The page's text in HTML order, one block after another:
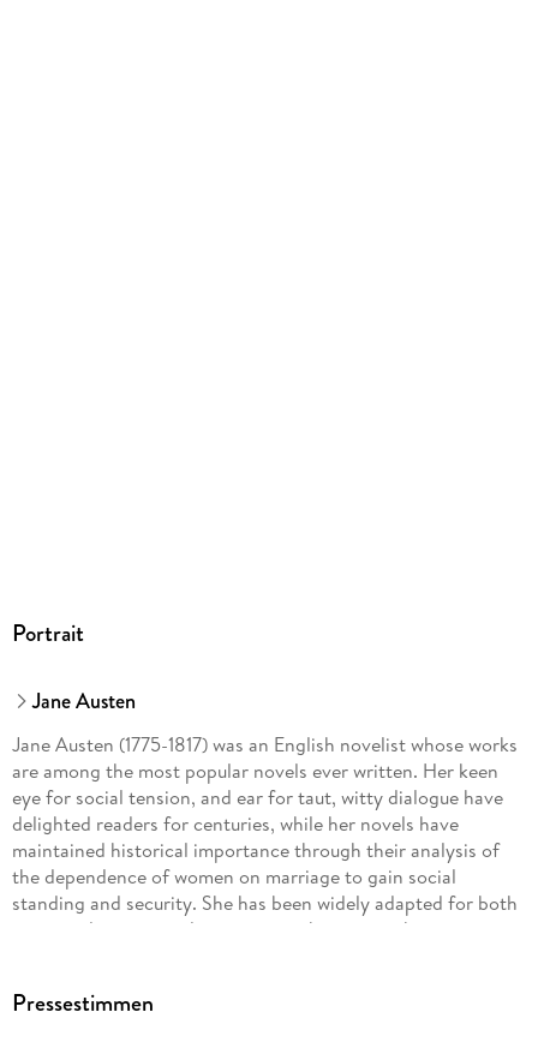
Portrait
Jane Austen
Jane Austen (1775-1817) was an English novelist whose works
are among the most popular novels ever written. Her keen
eye for social tension, and ear for taut, witty dialogue have
delighted readers for centuries, while her novels have
maintained historical importance through their analysis of
the dependence of women on marriage to gain social
standing and security. She has been widely adapted for both
stage and screen, and continues to be among the most
Pressestimmen